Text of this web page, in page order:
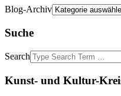
Blog-Archiv
Suche
Search
Kunst- und Kultur-